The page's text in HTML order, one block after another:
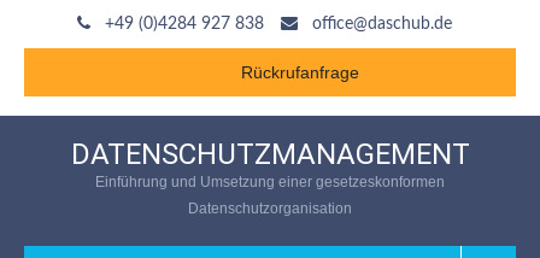
+49 (0)4284 927 838 office@daschub.de
Rückrufanfrage
DATENSCHUTZMANAGEMENT
Einführung und Umsetzung einer gesetzeskonformen
Datenschutzorganisation